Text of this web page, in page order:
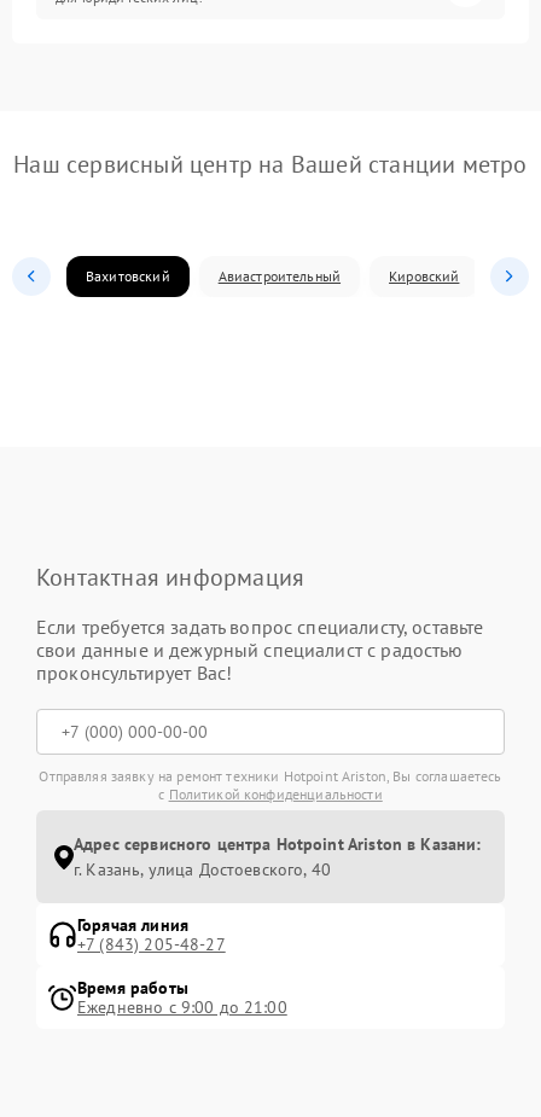
Наш сервисный центр на Вашей станции метро
Вахитовский Авиастроительный Кировский
Контактная информация
Если требуется задать вопрос специалисту, оставьте
свои данные и дежурный специалист с радостью
проконсультирует Вас!
Отправляя заявку на ремонт техники Hotpoint Ariston, Вы соглашаетесь
с Политикой конфиденциальности
Адрес сервисного центра Hotpoint Ariston в Казани:
г. Казань, улица Достоевского, 40
Горячая линия
+7 (843) 205-48-27
Время работы
Ежедневно с 9:00 до 21:00